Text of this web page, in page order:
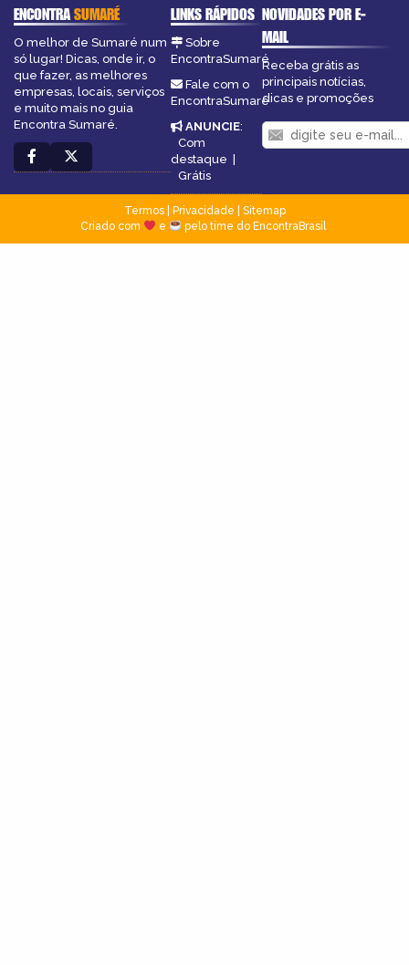
ENCONTRASUMARÉ
O melhor de Sumaré num
só lugar! Dicas, onde ir, o
que fazer, as melhores
empresas, locais, serviços
e muito mais no guia
Encontra Sumaré.
LINKS RÁPIDOS
Sobre
EncontraSumaré
Fale com o
EncontraSumaré
ANUNCIE:
Com
destaque |
Grátis
NOVIDADES POR E-
MAIL
Receba grátis as
principais notícias,
dicas e promoções
Termos| Privacidade
Sitemap
Criado com
e pelo time do EncontraBrasil